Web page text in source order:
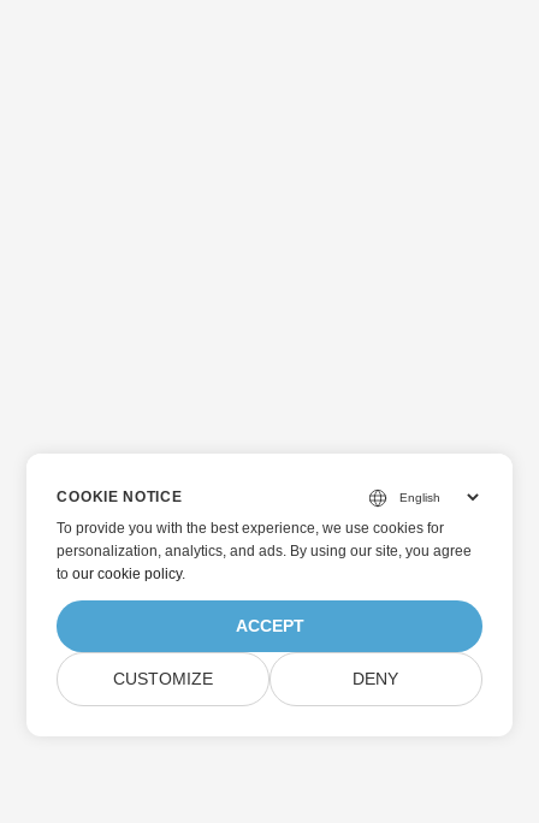
COOKIE NOTICE
To provide you with the best experience, we use cookies for
personalization, analytics, and ads. By using our site, you agree
toour cookie policy.
ACCEPT
CUSTOMIZE DENY